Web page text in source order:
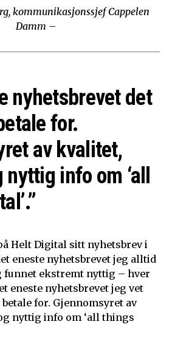
kommunikasjonssjef Cappelen
Damm –
nyhetsbrevet det
for.
av kvalitet,
info om ‘all
Helt Digital sitt nyhetsbrev i
eneste nyhetsbrevet jeg alltid
funnet ekstremt nyttig – hver
eneste nyhetsbrevet jeg vet
for. Gjennomsyret av
nyttig info om ‘all things